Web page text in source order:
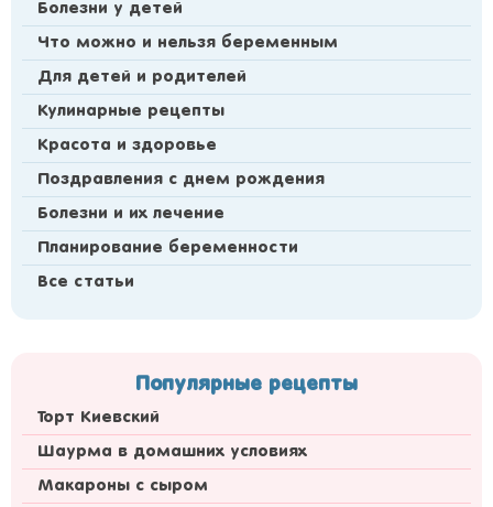
Болезни у детей
Что можно и нельзя беременным
Для детей и родителей
Кулинарные рецепты
Красота и здоровье
Поздравления с днем рождения
Болезни и их лечение
Планирование беременности
Все статьи
Популярные рецепты
Торт Киевский
Шаурма в домашних условиях
Макароны с сыром